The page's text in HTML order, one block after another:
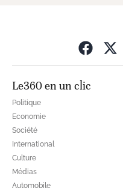
Le360 en un clic
Politique
Economie
Société
International
Culture
Médias
Automobile